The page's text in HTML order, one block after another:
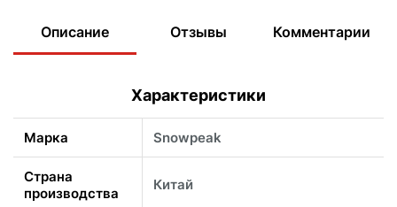
Описание Отзывы Комментарии
Характеристики
Марка Snowpeak
Страна
производства
Китай